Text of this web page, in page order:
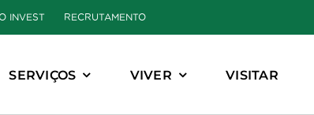
INVEST RECRUTAMENTO
SERVIÇOS VIVER VISITAR